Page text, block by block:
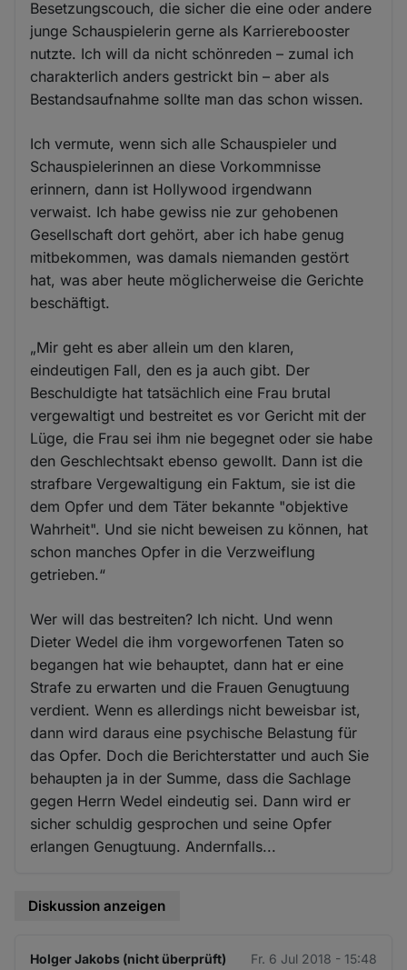
Besetzungscouch, die sicher die eine oder andere
junge Schauspielerin gerne als Karrierebooster
nutzte. Ich will da nicht schönreden – zumal ich
charakterlich anders gestrickt bin – aber als
Bestandsaufnahme sollte man das schon wissen.
Ich vermute, wenn sich alle Schauspieler und
Schauspielerinnen an diese Vorkommnisse
erinnern, dann ist Hollywood irgendwann
verwaist. Ich habe gewiss nie zur gehobenen
Gesellschaft dort gehört, aber ich habe genug
mitbekommen, was damals niemanden gestört
hat, was aber heute möglicherweise die Gerichte
beschäftigt.
„Mir geht es aber allein um den klaren,
eindeutigen Fall, den es ja auch gibt. Der
Beschuldigte hat tatsächlich eine Frau brutal
vergewaltigt und bestreitet es vor Gericht mit der
Lüge, die Frau sei ihm nie begegnet oder sie habe
den Geschlechtsakt ebenso gewollt. Dann ist die
strafbare Vergewaltigung ein Faktum, sie ist die
dem Opfer und dem Täter bekannte "objektive
Wahrheit". Und sie nicht beweisen zu können, hat
schon manches Opfer in die Verzweiflung
getrieben.“
Wer will das bestreiten? Ich nicht. Und wenn
Dieter Wedel die ihm vorgeworfenen Taten so
begangen hat wie behauptet, dann hat er eine
Strafe zu erwarten und die Frauen Genugtuung
verdient. Wenn es allerdings nicht beweisbar ist,
dann wird daraus eine psychische Belastung für
das Opfer. Doch die Berichterstatter und auch Sie
behaupten ja in der Summe, dass die Sachlage
gegen Herrn Wedel eindeutig sei. Dann wird er
sicher schuldig gesprochen und seine Opfer
erlangen Genugtuung. Andernfalls...
Diskussion anzeigen
Holger Jakobs (nicht überprüft) Fr. 6 Jul 2018 - 15:48